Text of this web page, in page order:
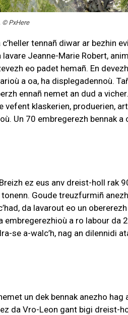
© PxHere
tennañ diwar ar bezhin
Jeanne-Marie Robert,
eo padet hemañ. En
a oa, ha displegadennoù.
ennañ nemet an dud a
vefent klaskerien, produerien,
Un 70 embregerezh bennak a
ez eus anv dreist-holl rak
Goude treuzfurmiñ
da lavarout eo un
embregerezhioù a ro labour da
se a-walc’h, nag an dilennidi
un dek bennak anezho hag
da Vro-Leon gant bigi dreist-